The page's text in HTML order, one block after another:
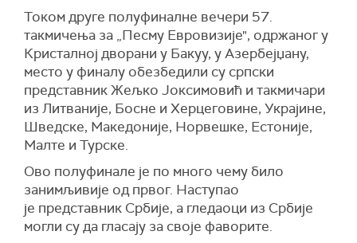
Током друге полуфиналне вечери 57.
такмичења за „Песму Евровизије", одржаног у
Кристалној дворани у Бакуу, у Азербејџану,
место у финалу обезбедили су српски
представник Жељко Јоксимовић и такмичари
из Литваније, Босне и Херцеговине, Украјине,
Шведске, Македоније, Норвешке, Естоније,
Малте и Турске.
Ово полуфинале је по много чему било
занимљивије од првог. Наступао
је представник Србије, а гледаоци из Србије
могли су да гласају за своје фаворите.